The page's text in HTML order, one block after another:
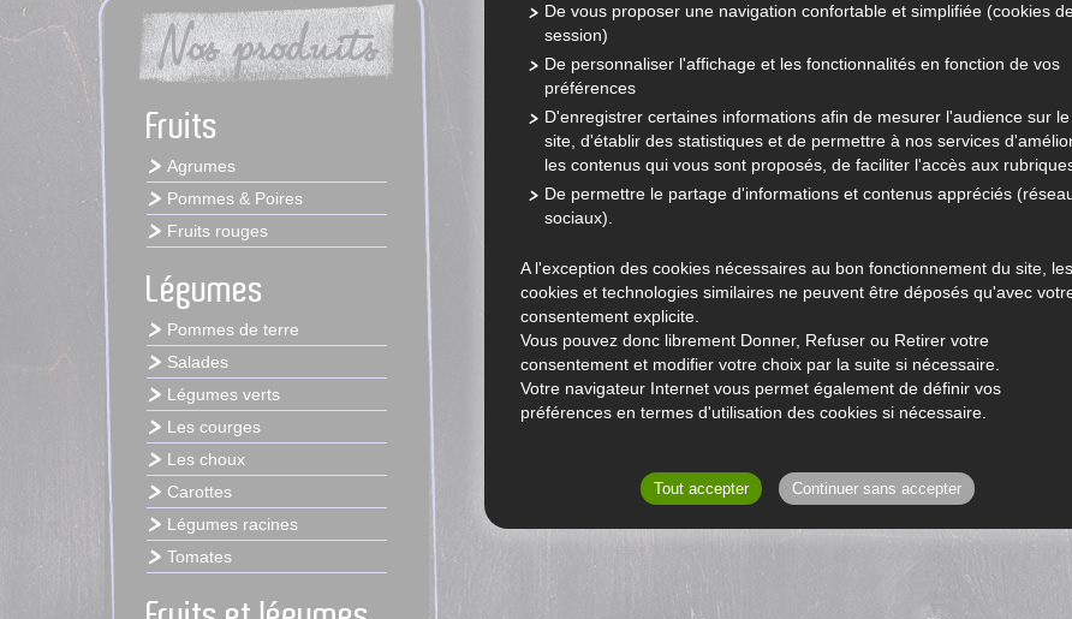
Nos produits
Fruits
Agrumes
Pommes & Poires
Fruits rouges
Légumes
Pommes de terre
Salades
Légumes verts
Les courges
Les choux
Carottes
Légumes racines
Tomates
De vous proposer une navigation confortable et simplifiée (cookies
session)
De personnaliser l'affichage et les fonctionnalités en fonction de vos
préférences
D'enregistrer certaines informations afin de mesurer l'audience sur le
site, d'établir des statistiques et de permettre à nos services
les contenus qui vous sont proposés, de faciliter l'accès aux
De permettre le partage d'informations et contenus appréciés
sociaux).
A l'exception des cookies nécessaires au bon fonctionnement du site, les
cookies et technologies similaires ne peuvent être déposés qu'avec
consentement explicite.
Vous pouvez donc librement Donner, Refuser ou Retirer votre
consentement et modifier votre choix par la suite si nécessaire.
Votre navigateur Internet vous permet également de définir vos
préférences en termes d'utilisation des cookies si nécessaire.
Tout accepter Continuer sans accepter